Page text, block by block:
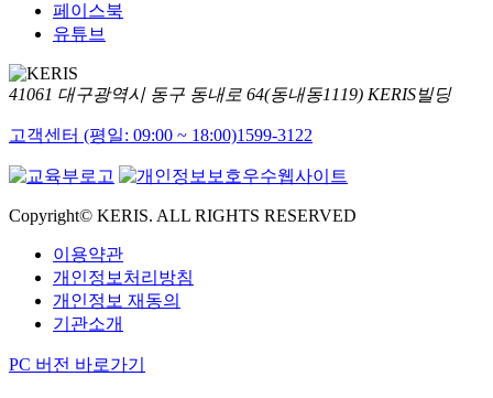
페이스북
유튜브
41061 대구광역시 동구 동내로 64(동내동1119) KERIS빌딩
고객센터 (평일: 09:00 ~ 18:00)1599-3122
Copyright© KERIS. ALL RIGHTS RESERVED
이용약관
개인정보처리방침
개인정보 재동의
기관소개
PC 버전 바로가기